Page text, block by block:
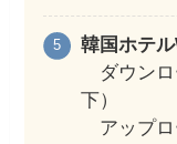
韓国ホテ
ダウンロ
下）
アップロ